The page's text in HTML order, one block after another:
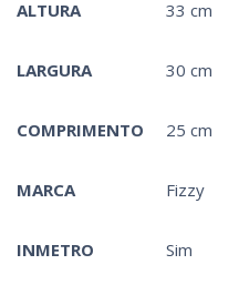
ALTURA 33 cm
LARGURA 30 cm
COMPRIMENTO 25 cm
MARCA Fizzy
INMETRO Sim